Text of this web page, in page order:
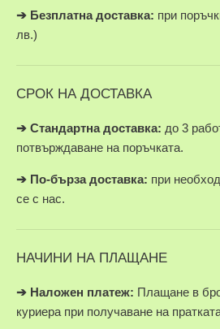
➔ Безплатна доставка: при
лв.)
СРОК НА ДОСТАВКА
➔ Стандартна доставка: до 3
потвърждаване на поръчката.
➔ По-бърза доставка: при
се с нас.
НАЧИНИ НА ПЛАЩАНЕ
➔ Наложен платеж: Плащане в
куриера при получаване на